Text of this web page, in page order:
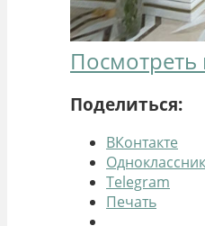
Поделиться:
ВКонтакте
Telegram
Печать